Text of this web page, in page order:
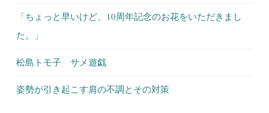
「ちょっと早いけど、10周年記念のお花をいただきまし
た。」
松島トモ子 サメ遊戯
姿勢が引き起こす肩の不調とその対策